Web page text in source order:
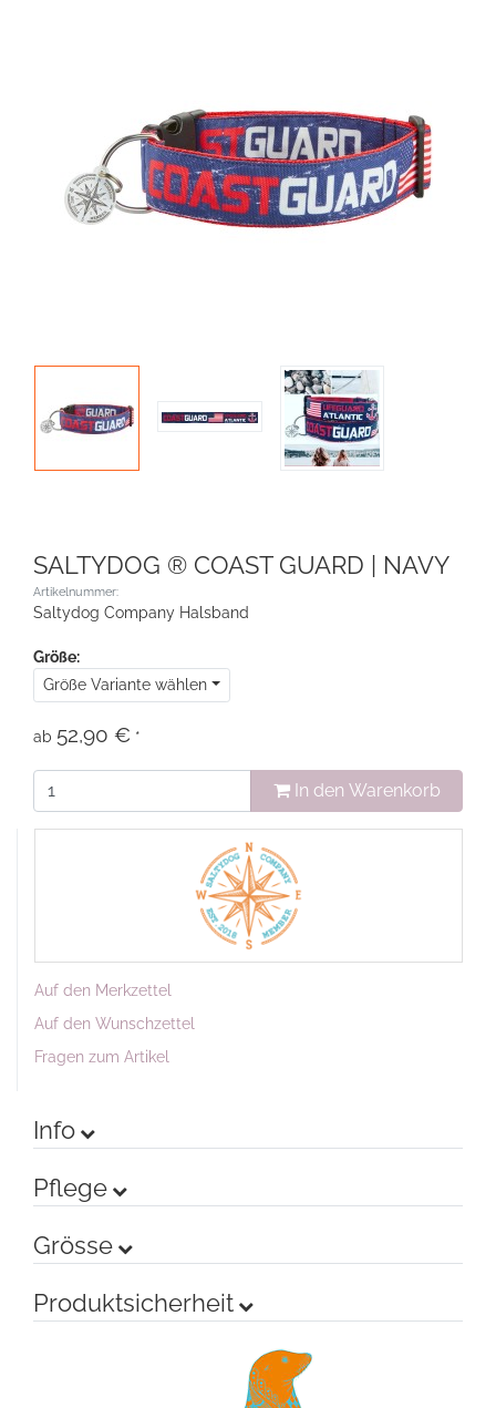
SALTYDOG ® COAST GUARD | NAVY
Artikelnummer:
Saltydog Company Halsband
Größe:
Größe Variante wählen
ab 52,90 € *
In den Warenkorb
Auf den Merkzettel
Auf den Wunschzettel
Fragen zum Artikel
Info
Pflege
Grösse
Produktsicherheit